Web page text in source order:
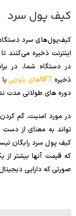
کیف پول سرد
کیف‌پول‌های سرد
اینترنت ذخیره می‌کنند
در دستگاه شما، در
ذخیرهNFTهای بلوچی
دوره های طولانی مدت
در مورد امنیت، گم
کیف پول سرد رایگان
که قیمت آنها بیشتر
صورتی که دارایی